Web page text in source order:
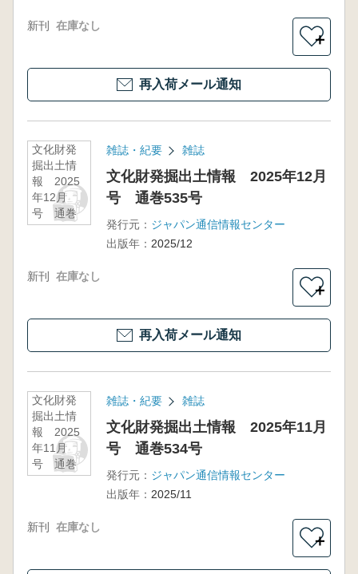
新刊 在庫なし
＋
再入荷メール通知
文化財発
掘出土情
報 2025
年12月
号 通巻
535号
雑誌・紀要 雑誌
文化財発掘出土情報 2025年12月
号 通巻535号
発行元： ジャパン通信情報センター
出版年： 2025/12
新刊 在庫なし
＋
再入荷メール通知
文化財発
掘出土情
報 2025
年11月
号 通巻
534号
雑誌・紀要 雑誌
文化財発掘出土情報 2025年11月
号 通巻534号
発行元： ジャパン通信情報センター
出版年： 2025/11
新刊 在庫なし
＋